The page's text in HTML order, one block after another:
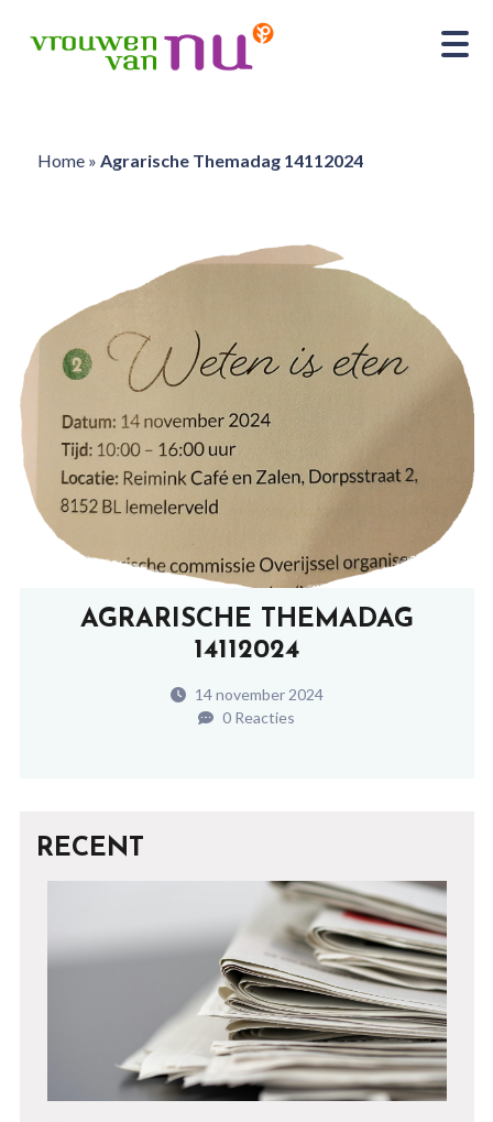
Home» Agrarische Themadag 14112024
AGRARISCHE THEMADAG
14112024
14 november 2024
0 Reacties
RECENT